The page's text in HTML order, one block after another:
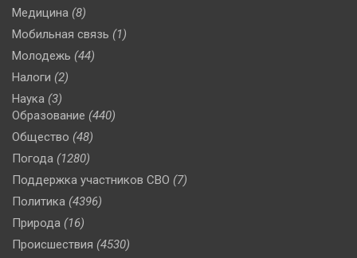
Медицина (8)
Мобильная связь (1)
Молодежь (44)
Налоги (2)
Наука (3)
Образование (440)
Общество (48)
Погода (1280)
Поддержка участников СВО (7)
Политика (4396)
Природа (16)
Происшествия (4530)